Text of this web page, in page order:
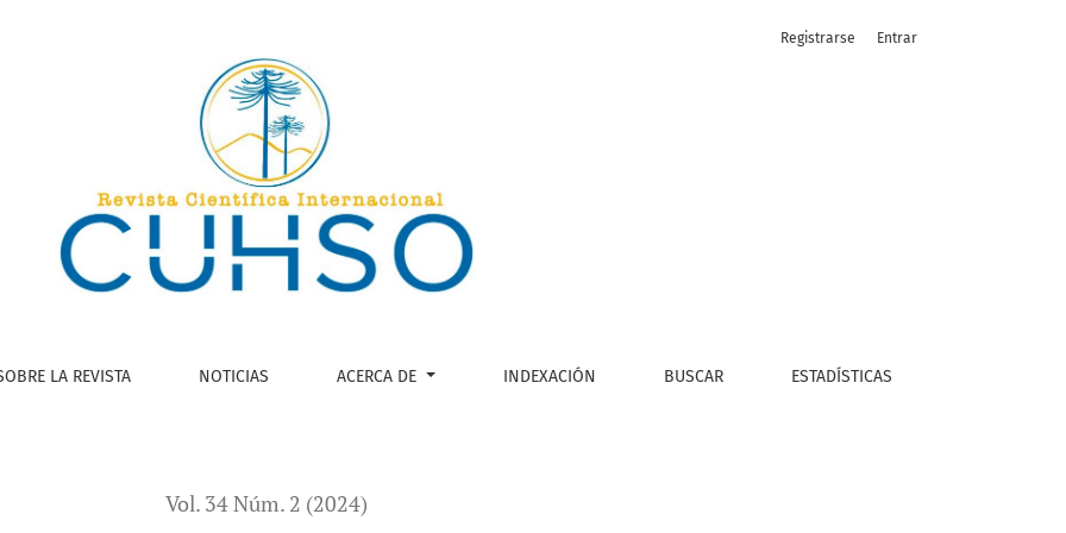
cultura. Una mirada crítica sobre el sentido de pertenencia
LA REVISTA NOTICIAS ACERCA DE INDEXACIÓN BUSCAR ESTADÍSTICAS
Registrarse Entrar
Vol. 34 Núm. 2 (2024)